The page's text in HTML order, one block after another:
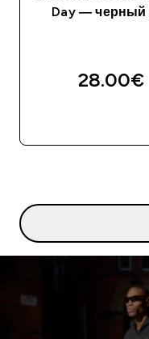
Day — черный
28.00€‎